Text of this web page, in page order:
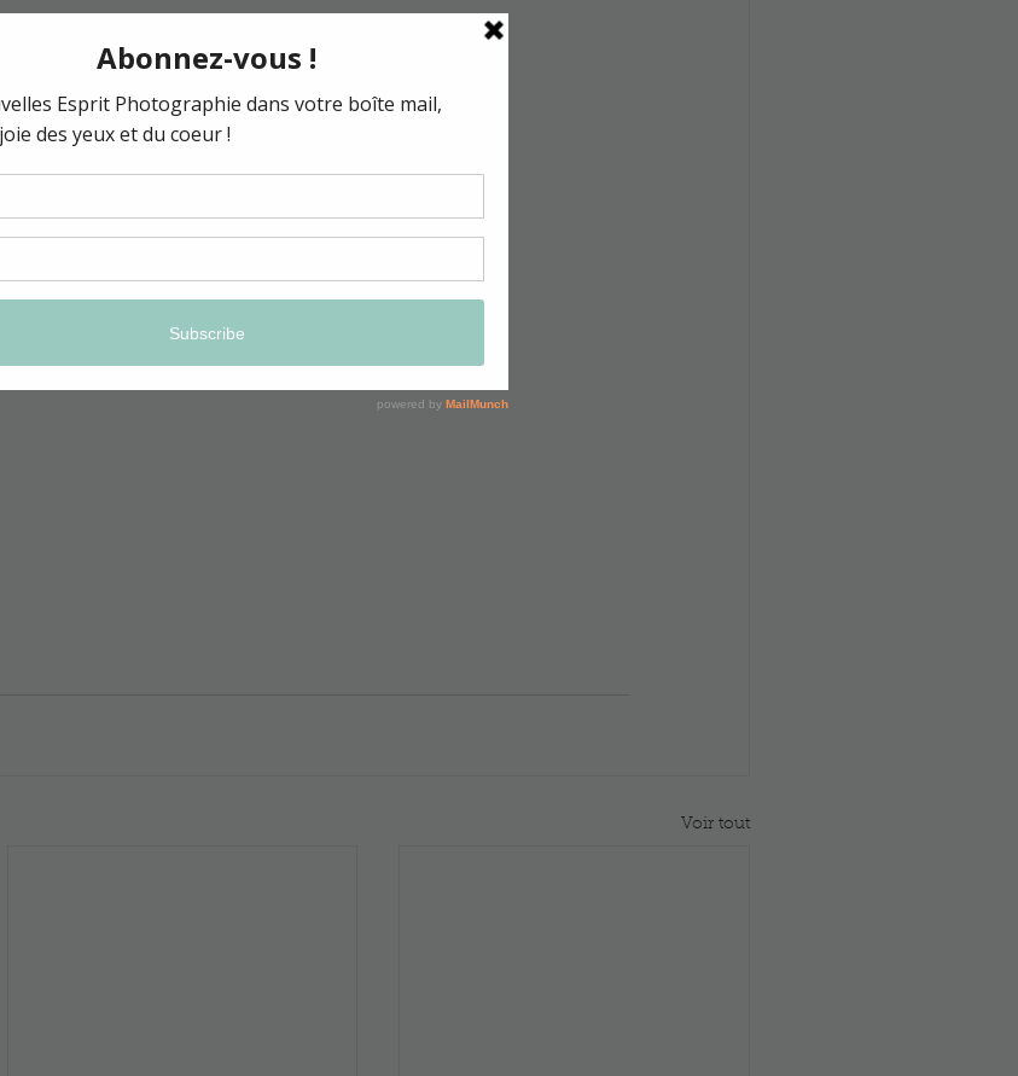
Voir tout